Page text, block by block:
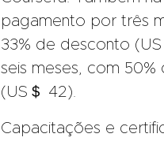
pagamento por três
33% de desconto
seis meses, com
(US＄ 42).
Capacitações e